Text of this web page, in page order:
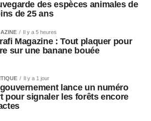
des espèces animales de
de 25 ans
Il y a 5 heures
Magazine : Tout plaquer pour
sur une banane bouée
Il y a 1 jour
lance un numéro
pour signaler les forêts encore